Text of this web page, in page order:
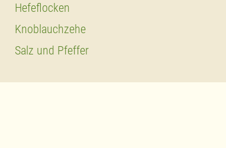
Hefeflocken
Knoblauchzehe
Salz und Pfeffer